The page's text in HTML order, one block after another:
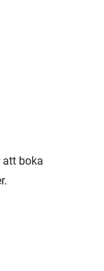
att boka